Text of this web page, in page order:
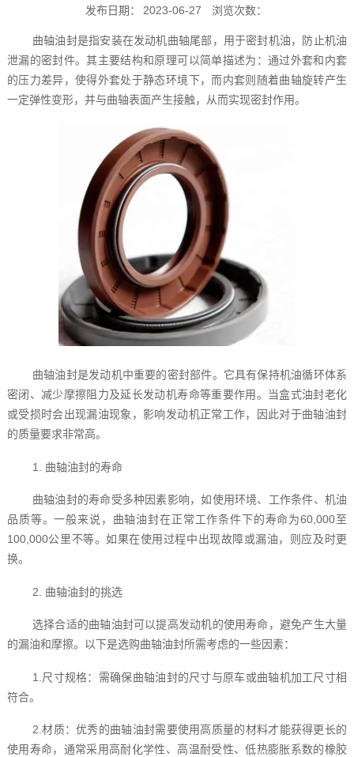
发布日期： 2023-06-27 浏览次数：
曲轴油封是指安装在发动机曲轴尾部，用于密封机油，防止机油
泄漏的密封件。其主要结构和原理可以简单描述为：通过外套和内套
的压力差异，使得外套处于静态环境下，而内套则随着曲轴旋转产生
一定弹性变形，并与曲轴表面产生接触，从而实现密封作用。
曲轴油封是发动机中重要的密封部件。它具有保持机油循环体系
密闭、减少摩擦阻力及延长发动机寿命等重要作用。当盒式油封老化
或受损时会出现漏油现象，影响发动机正常工作，因此对于曲轴油封
的质量要求非常高。
1. 曲轴油封的寿命
曲轴油封的寿命受多种因素影响，如使用环境、工作条件、机油
品质等。一般来说，曲轴油封在正常工作条件下的寿命为60,000至
100,000公里不等。如果在使用过程中出现故障或漏油，则应及时更
换。
2. 曲轴油封的挑选
选择合适的曲轴油封可以提高发动机的使用寿命，避免产生大量
的漏油和摩擦。以下是选购曲轴油封所需考虑的一些因素：
1.尺寸规格：需确保曲轴油封的尺寸与原车或曲轴机加工尺寸相
符合。
2.材质：优秀的曲轴油封需要使用高质量的材料才能获得更长的
使用寿命，通常采用高耐化学性、高温耐受性、低热膨胀系数的橡胶